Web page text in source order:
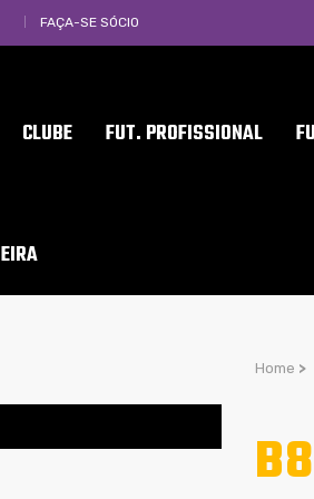
FAÇA-SE SÓCIO
CLUBE FUT. PROFISSIONAL
Home >